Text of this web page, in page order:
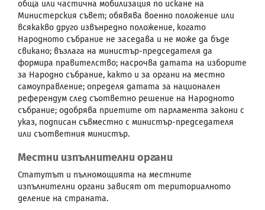
обща или частична мобилизация по искане на
Министерския съвет; обявява военно положение или
всякакво друго извънредно положение, когато
Народното събрание не заседава и не може да бъде
свикано; възлага на министър-председателя да
формира правителство; насрочва датата на изборите
за Народно събрание, както и за органи на местно
самоуправление; определя датата за национален
референдум след съответно решение на Народното
събрание; одобрява приетите от парламента закони с
указ, подписан съвместно с министър-председателя
или съответния министър.
Местни изпълнителни органи
Статутът и пълномощията на местните
изпълнителни органи зависят от териториалното
деление на страната.